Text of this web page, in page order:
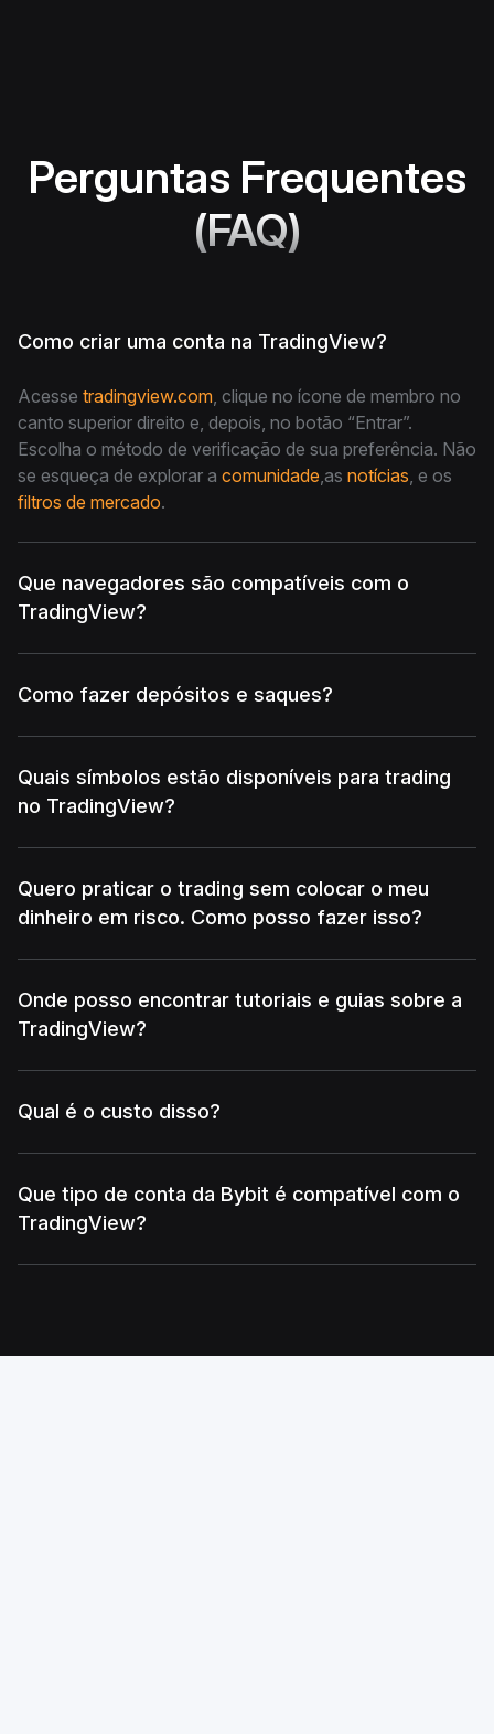
Perguntas Frequentes
(FAQ)
Como criar uma conta na TradingView?
Acesse tradingview.com, clique no ícone de membro no
canto superior direito e, depois, no botão “Entrar”.
Escolha o método de verificação de sua preferência. Não
se esqueça de explorar a comunidade,as notícias, e os
filtros de mercado.
Que navegadores são compatíveis com o
TradingView?
Como fazer depósitos e saques?
Quais símbolos estão disponíveis para trading
no TradingView?
Quero praticar o trading sem colocar o meu
dinheiro em risco. Como posso fazer isso?
Onde posso encontrar tutoriais e guias sobre a
TradingView?
Qual é o custo disso?
Que tipo de conta da Bybit é compatível com o
TradingView?